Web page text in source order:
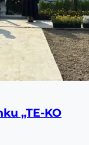
„TE-KO